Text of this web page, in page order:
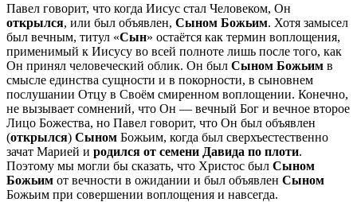
Павел говорит, что когда Иисус стал Человеком, Он
открылся, или был объявлен, Сыном Божьим. Хотя замысел
был вечным, титул «Сын» остаётся как термин воплощения,
применимый к Иисусу во всей полноте лишь после того, как
Он принял человеческий облик. Он был Сыном Божьим в
смысле единства сущности и в покорности, в сыновнем
послушании Отцу в Своём смиренном воплощении. Конечно,
не вызывает сомнений, что Он — вечный Бог и вечное второе
Лицо Божества, но Павел говорит, что Он был объявлен
(открылся) Сыном Божьим, когда был сверхъестественно
зачат Марией и родился от семени Давида по плоти.
Поэтому мы могли бы сказать, что Христос был Сыном
Божьим от вечности в ожидании и был объявлен Сыном
Божьим при совершении воплощения и навсегда.